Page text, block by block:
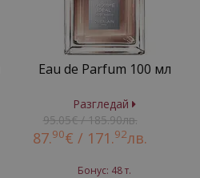
Eau de Parfum 100 мл
Разгледай
95.05€ / 185.90лв.
87.90€ / 171.92лв.
Бонус: 48 т.